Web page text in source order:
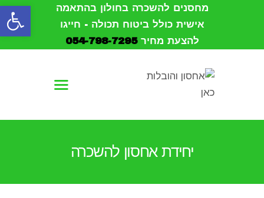
מחסנים להשכרה בחולון בהתאמה
אישית כולל ביטוח תכולה - חייגו
להצעת מחיר054-798-7295
יחידת אחסון להשכרה
הובלות
פתח סרגל נגישות